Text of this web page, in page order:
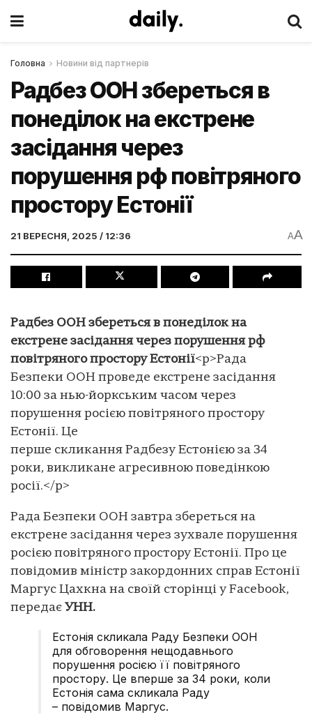
Головна Новини від партнерів
Радбез ООН збереться в
понеділок на екстрене
засідання через
порушення рф повітряного
простору Естонії
21 ВЕРЕСНЯ, 2025 / 12:36 AA
Радбез ООН збереться в понеділок на
екстрене засідання через порушення рф
повітряного простору Естонії<p>Рада
Безпеки ООН проведе екстрене засідання
10:00 за нью-йоркським часом через
порушення росією повітряного простору
Естонії. Це
перше скликання Радбезу Естонією за 34
роки, викликане агресивною поведінкою
росії.</p>
Рада Безпеки ООН завтра збереться на
екстрене засідання через зухвале порушення
росією повітряного простору Естонії. Про це
повідомив міністр закордонних справ Естонії
Маргус Цахкна на своїй сторінці у Facebook,
передає УНН.
Естонія скликала Раду Безпеки ООН
для обговорення нещодавнього
порушення росією її повітряного
простору. Це вперше за 34 роки, коли
Естонія сама скликала Раду
– повідомив Маргус.